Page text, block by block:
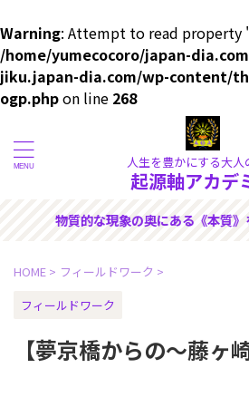
Warning: Attempt to read property
/home/yumecocoro/japan-
jiku.japan-dia.com/wp-content/
ogp.phpon line 268
人生を豊かにする大人
起源軸アカデ
きる人のための
HOME > フィールドワーク >
フィールドワーク
【夢京橋からの～藤ヶ崎